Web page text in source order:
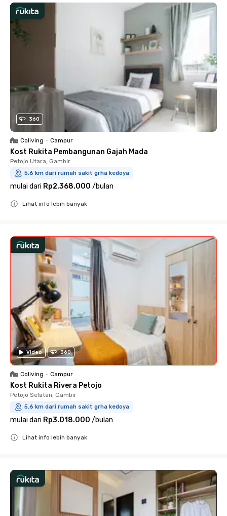
360
Coliving • Campur
Kost Rukita Pembangunan Gajah Mada
Petojo Utara, Gambir
5.6 km dari rumah sakit grha kedoya
mulai dari Rp2.368.000 /bulan
Lihat info lebih banyak
Video 360
Coliving • Campur
Kost Rukita Rivera Petojo
Petojo Selatan, Gambir
5.6 km dari rumah sakit grha kedoya
mulai dari Rp3.018.000 /bulan
Lihat info lebih banyak